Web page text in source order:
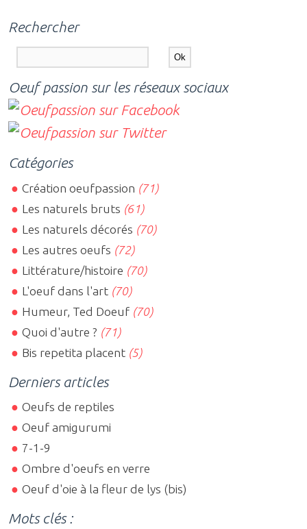
Rechercher
Oeuf passion sur les réseaux sociaux
Catégories
Création oeufpassion (71)
Les naturels bruts (61)
Les naturels décorés (70)
Les autres oeufs (72)
Littérature/histoire (70)
L'oeuf dans l'art (70)
Humeur, Ted Doeuf (70)
Quoi d'autre ? (71)
Bis repetita placent (5)
Derniers articles
Oeufs de reptiles
Oeuf amigurumi
7-1-9
Ombre d'oeufs en verre
Oeuf d'oie à la fleur de lys (bis)
Mots clés :